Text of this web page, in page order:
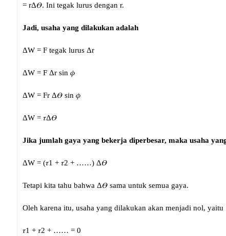
= rΔ𝛳. Ini tegak lurus dengan r.
Jadi, usaha yang dilakukan adalah
ΔW = F tegak lurus Δr
ΔW = F Δr sin 𝜙
ΔW = Fr Δ𝛳 sin 𝜙
ΔW = 𝜏Δ𝛳
Jika jumlah gaya yang bekerja diperbesar, maka usaha
ΔW = (𝜏1 + 𝜏2 + ……) Δ𝛳
Tetapi kita tahu bahwa Δ𝛳 sama untuk semua gaya.
Oleh karena itu, usaha yang dilakukan akan menjadi nol, yaitu
𝜏1 + 𝜏2 + …… = 0